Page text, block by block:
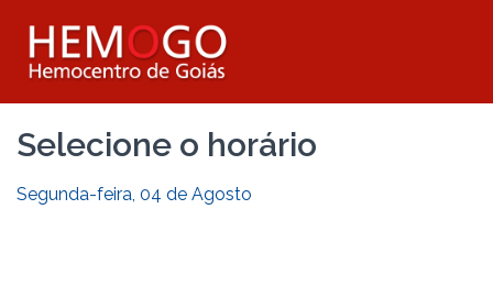
Selecione o horário
Segunda-feira, 04 de Agosto